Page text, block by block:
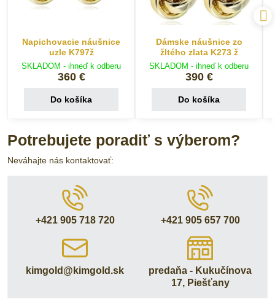
Napichovacie náušnice
uzle K797ž
SKLADOM - ihneď k odberu
360 €
Do košíka
Dámske náušnice zo
žltého zlata K273 ž
SKLADOM - ihneď k odberu
390 €
Do košíka
Potrebujete poradiť s výberom?
Neváhajte nás kontaktovať:
+421 905 718 720 +421 905 657 700
kimgold​@kimgold​.sk
predaňa - Kukučínova
17, Piešťany